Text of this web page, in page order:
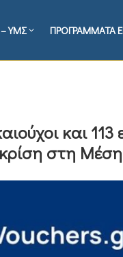
ΥΜΣ ΠΡΟΓΡΑΜΜΑΤΑ
και 113
στη